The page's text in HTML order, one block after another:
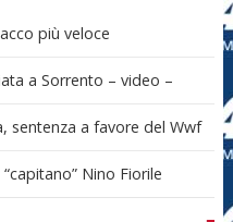
più veloce
a Sorrento – video –
sentenza a favore del Wwf
Nino Fiorile